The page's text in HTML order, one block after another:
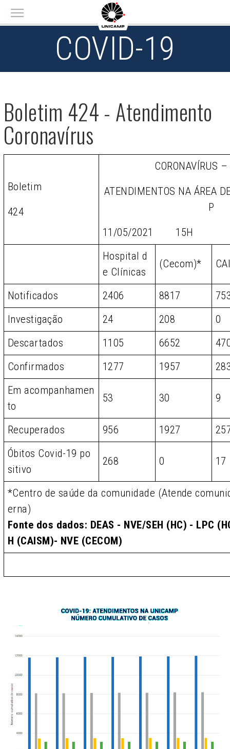
Main menu
COVID-19
Boletim 424 - Atendimento
Coronavírus
Boletim
424
CORONAVÍRUS
ATENDIMENTOS NA ÁREA
P
11/05/2021 15H
Hospital d
e Clínicas
(Cecom)*
Notificados 2406 8817
Investigação
24 208
0
Descartados
1105 6652
Confirmados
1277 1957
Em acompanhamen
to
53 30 9
Recuperados 956 1927
Óbitos Covid-19 po
sitivo
268 0 17
*Centro de saúde da comunidade (Atende
erna)
Fonte dos dados: DEAS - NVE/SEH (HC) - LPC
H (CAISM)- NVE (CECOM)